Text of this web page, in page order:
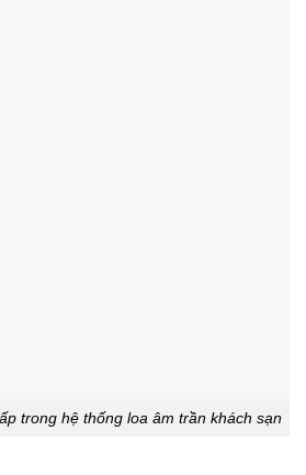
trong hệ thống loa âm trần khách sạn